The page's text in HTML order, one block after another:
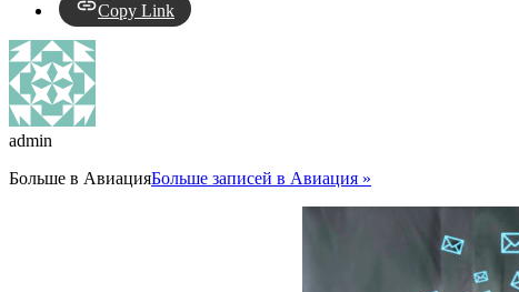
Copy Link
admin
Больше в АвиацияБольше записей в Авиация »